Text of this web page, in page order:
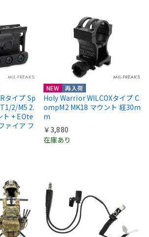
タイプ Sp
2/M5 2.
ト + EOte
ァイア フ
NEW 再入荷
Holy Warrior WILCOXタイプ C
ompM2 MK18 マウント 経30m
m
￥3,880
在庫あり